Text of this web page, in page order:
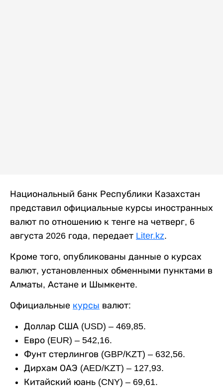
Национальный банк Республики Казахстан
представил официальные курсы иностранных
валют по отношению к тенге на четверг, 6
августа 2026 года, передает Liter.kz.
Кроме того, опубликованы данные о курсах
валют, установленных обменными пунктами в
Алматы, Астане и Шымкенте.
Официальные курсы валют:
Доллар США (USD) – 469,85.
Евро (EUR) – 542,16.
Фунт стерлингов (GBP/KZT) – 632,56.
Дирхам ОАЭ (AED/KZT) – 127,93.
Китайский юань (CNY) – 69,61.